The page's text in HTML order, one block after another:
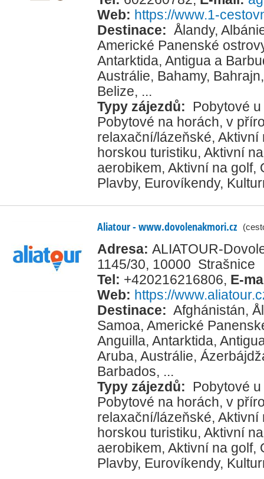
Web: https://www.1-
Destinace: Ålandy,
Americké Panenské
Antarktida, Antigua a
Austrálie, Bahamy, Bahrajn
Belize, ...
Typy zájezdů:
Pobytové
Pobytové na horách, v
relaxační/lázeňské, Aktivní
horskou turistiku, Aktivní
aerobikem, Aktivní na golf,
Plavby, Eurovíkendy,
Aliatour - www.dovolenakmori.cz
Adresa: ALIATOUR-
1145/30, 10000 Strašnice
Tel: +420216216806, E-
Web: https://
Destinace: Afghánistán,
Samoa, Americké
Anguilla, Antarktida,
Aruba, Austrálie,
Barbados, ...
Typy zájezdů:
Pobytové
Pobytové na horách, v
relaxační/lázeňské, Aktivní
horskou turistiku, Aktivní
aerobikem, Aktivní na golf,
Plavby, Eurovíkendy,